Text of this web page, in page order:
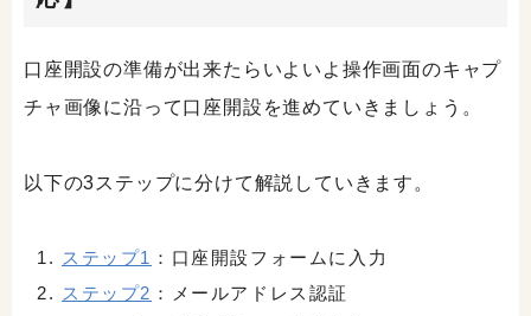
口座開設の準備が出来たらいよいよ操作画面のキャプ
チャ画像に沿って口座開設を進めていきましょう。
以下の3ステップに分けて解説していきます。
ステップ1 ：口座開設フォームに入力
ステップ2 ：メールアドレス認証